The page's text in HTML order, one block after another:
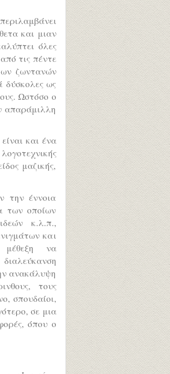
και μιαν
όλες
τις πέντε
ζωντανών
δύσκολες ως
Ωστόσο ο
απαράμιλλη
και ένα
μαζικής,
την έννοια
των οποίων
κ.λ.π.,
και
μέθεξη να
ανακάλυψη
τους
σπουδαίοι,
σε μια
όπου ο